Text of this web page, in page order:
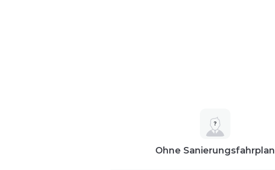
Ohne Sanierungsfahrplan